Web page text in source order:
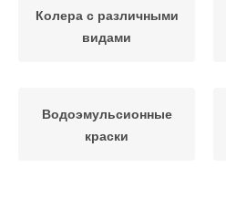
Колера с различными
видами
Водоэмульсионные
краски